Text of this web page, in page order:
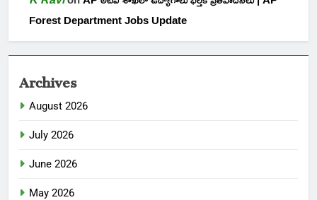
Forest Department Jobs Update
Archives
August 2026
July 2026
June 2026
May 2026